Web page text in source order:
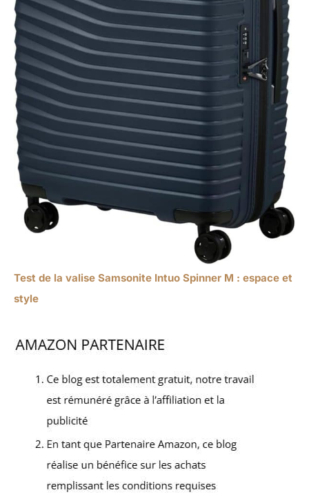
Test de la valise Samsonite Intuo Spinner M : espace et
style